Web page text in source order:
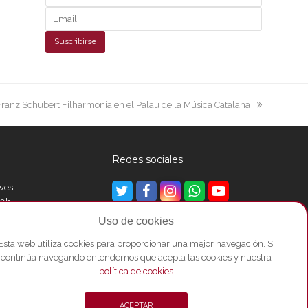
Schubert Filharmonia en el Palau de la Música Catalana
Redes sociales
Twitter
Facebook
Instagram
Whatsapp
Youtube
Uso de cookies
web utiliza cookies para proporcionar una mejor navegación. Si
continúa navegando entendemos que acepta las cookies y nuestra
política de cookies
ACEPTAR